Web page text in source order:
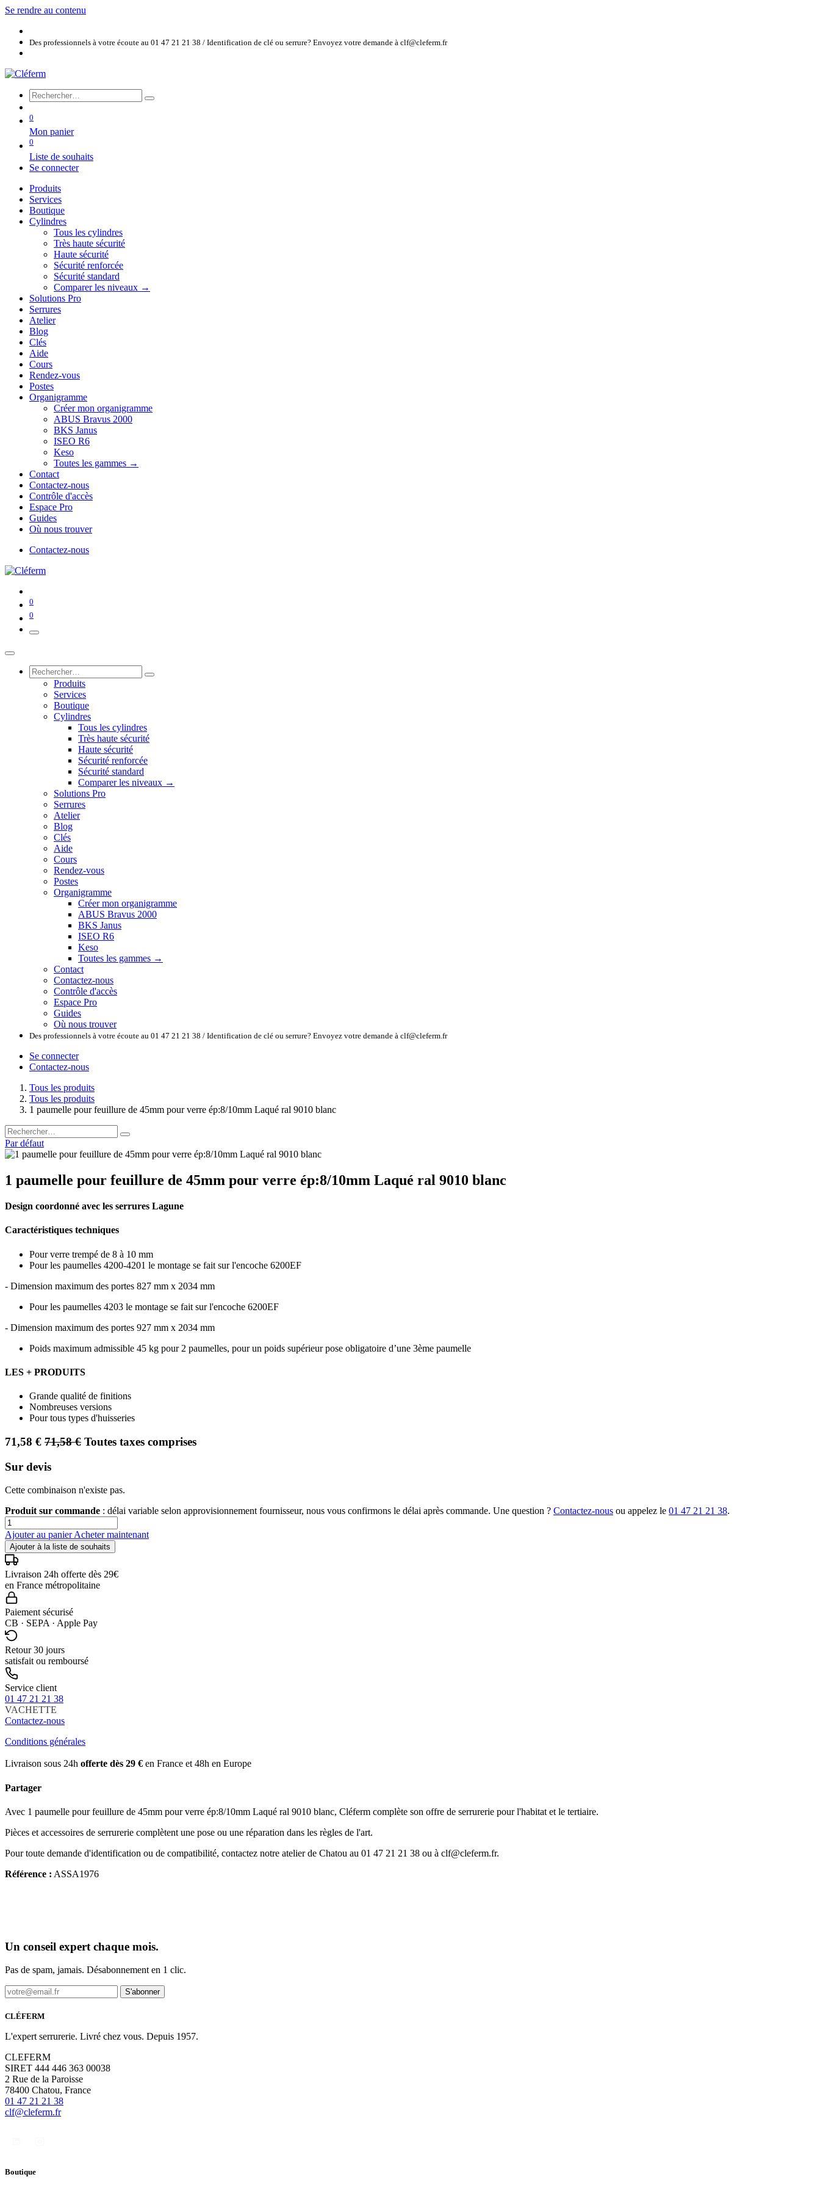
Se rendre au contenu
Des professionnels à votre écoute au 01 47 21 21 38 / Identification de clé ou serrure? Envoyez votre demande à clf@cleferm.fr
0
Mon panier
0
Liste de souhaits
Se connecter
Produits
Services
Boutique
Cylindres
Tous les cylindres
Très haute sécurité
Haute sécurité
Sécurité renforcée
Sécurité standard
Comparer les niveaux →
Solutions Pro
Serrures
Atelier
Blog
Clés
Aide
Cours
Rendez-vous
Postes
Organigramme
Créer mon organigramme
ABUS Bravus 2000
BKS Janus
ISEO R6
Keso
Toutes les gammes →
Contact
Contactez-nous
Contrôle d'accès
Espace Pro
Guides
Où nous trouver
Contactez-nous
0
0
Produits
Services
Boutique
Cylindres
Tous les cylindres
Très haute sécurité
Haute sécurité
Sécurité renforcée
Sécurité standard
Comparer les niveaux →
Solutions Pro
Serrures
Atelier
Blog
Clés
Aide
Cours
Rendez-vous
Postes
Organigramme
Créer mon organigramme
ABUS Bravus 2000
BKS Janus
ISEO R6
Keso
Toutes les gammes →
Contact
Contactez-nous
Contrôle d'accès
Espace Pro
Guides
Où nous trouver
Des professionnels à votre écoute au 01 47 21 21 38 / Identification de clé ou serrure? Envoyez votre demande à clf@cleferm.fr
Se connecter
Contactez-nous
Tous les produits
Tous les produits
1 paumelle pour feuillure de 45mm pour verre ép:8/10mm Laqué ral 9010 blanc
Par défaut
1 paumelle pour feuillure de 45mm pour verre ép:8/10mm Laqué ral 9010 blanc
Design coordonné avec les serrures Lagune
Caractéristiques techniques
Pour verre trempé de 8 à 10 mm
Pour les paumelles 4200-4201 le montage se fait sur l'encoche 6200EF
- Dimension maximum des portes 827 mm x 2034 mm
Pour les paumelles 4203 le montage se fait sur l'encoche 6200EF
- Dimension maximum des portes 927 mm x 2034 mm
Poids maximum admissible 45 kg pour 2 paumelles, pour un poids supérieur pose obligatoire d’une 3ème paumelle
LES + PRODUITS
Grande qualité de finitions
Nombreuses versions
Pour tous types d'huisseries
71,58 € 71,58€ Toutes taxes comprises
Sur devis
Cette combinaison n'existe pas.
Produit sur commande : délai variable selon approvisionnement fournisseur, nous vous confirmons le délai après commande. Une question ? Contactez-nous ou appelez le 01 47 21 21 38.
Ajouter au panierAcheter maintenant
Ajouter à la liste de souhaits
Livraison 24h offerte dès 29€
en France métropolitaine
Paiement sécurisé
CB · SEPA · Apple Pay
Retour 30 jours
satisfait ou remboursé
Service client
01 47 21 21 38
VACHETTE
Contactez-nous
Conditions générales
Livraison sous 24h offerte dès 29 € en France et 48h en Europe
Partager
Avec 1 paumelle pour feuillure de 45mm pour verre ép:8/10mm Laqué ral 9010 blanc, Cléferm complète son offre de serrurerie pour l'habitat et le tertiaire.
Pièces et accessoires de serrurerie complètent une pose ou une réparation dans les règles de l'art.
Pour toute demande d'identification ou de compatibilité, contactez notre atelier de Chatou au 01 47 21 21 38 ou à clf@cleferm.fr.
Référence : ASSA1976
Un conseil expert chaque mois.
Pas de spam, jamais. Désabonnement en 1 clic.
S'abonner
CLÉFERM
L'expert serrurerie. Livré chez vous. Depuis 1957.
CLEFERM
SIRET 444 446 363 00038
2 Rue de la Paroisse
78400 Chatou, France
01 47 21 21 38
clf@cleferm.fr
Boutique